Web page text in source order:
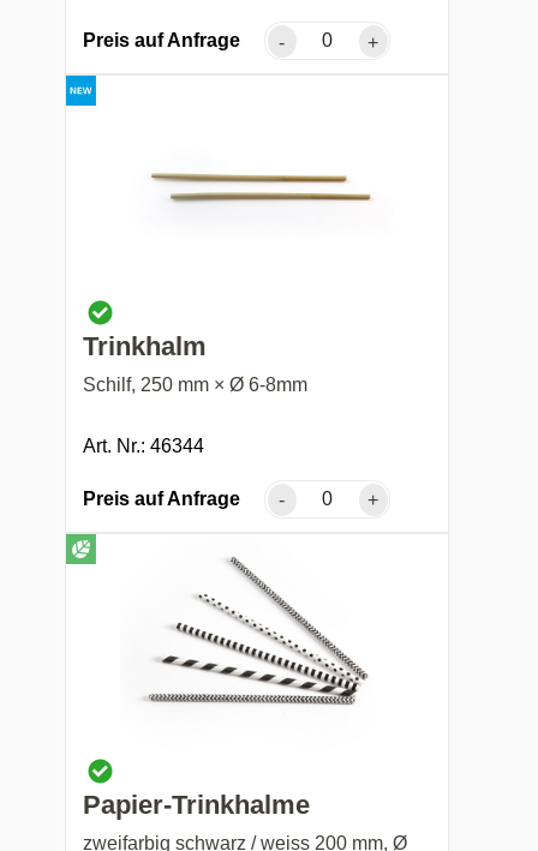
Preis auf Anfrage - +
Trinkhalm
Schilf, 250 mm × Ø 6-8mm
Art. Nr.: 46344
Preis auf Anfrage - +
Papier-Trinkhalme
zweifarbig schwarz / weiss 200 mm, Ø